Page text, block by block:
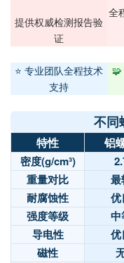
提供权威检测报告验
证
全
⭐ 专业团队全程技术
支持
不同
特性 铝
密度(g/cm³)
重量对比 最
耐腐蚀性 优
强度等级 中
导电性 优
磁性